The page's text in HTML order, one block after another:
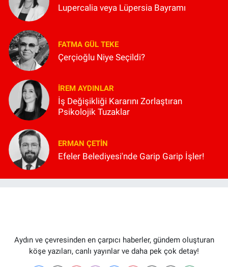
Lupercalia veya Lüpersia Bayramı
FATMA GÜL TEKE
Çerçioğlu Niye Seçildi?
İREM AYDINLAR
İş Değişikliği Kararını Zorlaştıran
Psikolojik Tuzaklar
ERMAN ÇETIN
Efeler Belediyesi'nde Garip Garip İşler!
Aydın ve çevresinden en çarpıcı haberler, gündem oluşturan
köşe yazıları, canlı yayınlar ve daha pek çok detay!